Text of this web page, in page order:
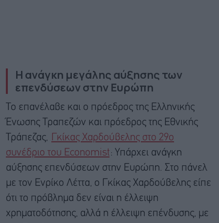
Η ανάγκη μεγάλης αύξησης των
επενδύσεων στην Ευρώπη
Το επανέλαβε και ο πρόεδρος της Ελληνικής
Ένωσης Τραπεζών και πρόεδρος της Εθνικής
Τράπεζας,
Γκίκας Χαρδούβελης στο 29ο
συνέδριο του Economist: Υπάρχει ανάγκη
αύξησης επενδύσεων στην Ευρώπη. Στο πάνελ
με τον Ενρίκο Λέττα, ο Γκίκας Χαρδούβελης είπε
ότι το πρόβλημα δεν είναι η έλλειψη
χρηματοδότησης, αλλά η έλλειψη επένδυσης, με